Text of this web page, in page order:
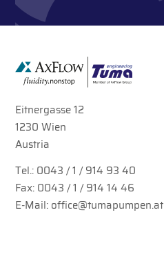
Eitnergasse 12
1230 Wien
Austria
Tel.: 0043 / 1 / 914 93 40
Fax: 0043 / 1 / 914 14 46
E-Mail: office@tumapumpen.at